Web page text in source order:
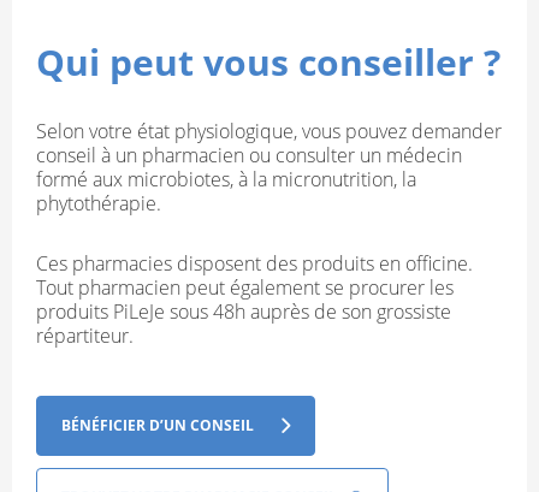
Qui peut vous conseiller ?
Selon votre état physiologique, vous pouvez demander
conseil à un pharmacien ou consulter un médecin
formé aux microbiotes, à la micronutrition, la
phytothérapie.
Ces pharmacies disposent des produits en officine.
Tout pharmacien peut également se procurer les
produits PiLeJe sous 48h auprès de son grossiste
répartiteur.
BÉNÉFICIER D’UN CONSEIL